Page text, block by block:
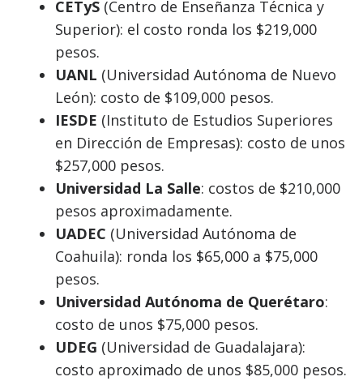
CETyS(Centro de Enseñanza Técnica y
Superior): el costo ronda los $219,000
pesos.
UANL (Universidad Autónoma de Nuevo
León): costo de $109,000 pesos.
IESDE (Instituto de Estudios Superiores
en Dirección de Empresas): costo de unos
$257,000 pesos.
Universidad La Salle: costos de $210,000
pesos aproximadamente.
UADEC (Universidad Autónoma de
Coahuila): ronda los $65,000 a $75,000
pesos.
Universidad Autónoma de Querétaro:
costo de unos $75,000 pesos.
UDEG (Universidad de Guadalajara):
costo aproximado de unos $85,000 pesos.